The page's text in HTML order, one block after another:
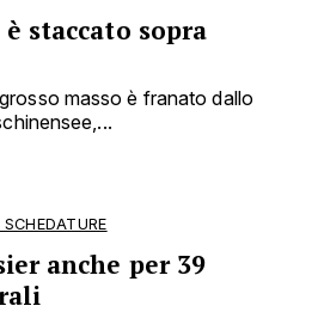
staccato sopra
masso è franato dallo
anche per 39